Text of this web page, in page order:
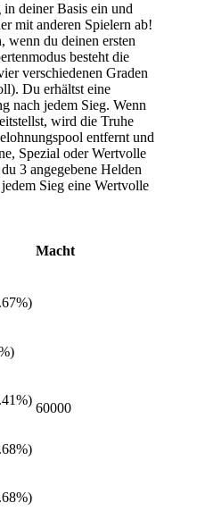
deiner Basis ein und
mit anderen Spielern ab!
wenn du deinen ersten
besteht die
verschiedenen Graden
Du erhältst eine
nach jedem Sieg. Wenn
wird die Truhe
entfernt und
Spezial oder Wertvolle
3 angegebene Helden
Sieg eine Wertvolle
Macht
60000